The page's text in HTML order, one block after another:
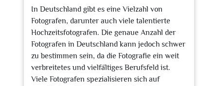
In Deutschland gibt es eine Vielzahl von
Fotografen, darunter auch viele talentierte
Hochzeitsfotografen. Die genaue Anzahl der
Fotografen in Deutschland kann jedoch schwer
zu bestimmen sein, da die Fotografie ein weit
verbreitetes und vielfältiges Berufsfeld ist.
Viele Fotografen spezialisieren sich auf